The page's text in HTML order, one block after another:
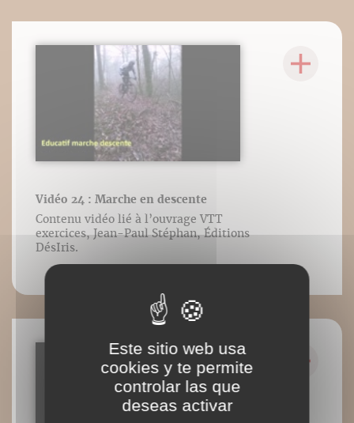
Vidéo 24 : Marche en descente
Contenu vidéo lié à l’ouvrage VTT
exercices, Jean-Paul Stéphan, Éditions
DésIris.
Este sitio web usa
cookies y te permite
controlar las que
deseas activar